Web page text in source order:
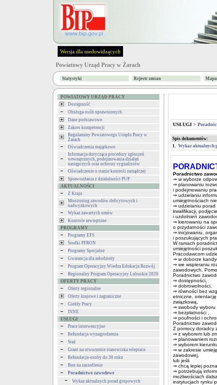
Wersja dla niedowidzących
Powiatowy Urząd Pracy w Żarach
Statystyki Rejestr zmian
POWIATOWY URZĄD PRACY
Dostępność
Obsługa osób uprawnionych
Dane podstawowe
Zakres kompetencji
Regulaminy Powiatowego Urzędu Pracy w
Żarach
Oświadczenia majątkowe
Informacja dotycząca procedury zgłoszeń
wewnętrznych, podejmowania działań
następczych oraz ochrony sygnalistów
Oświadczenie o stanie kontroli zarządczej
Sprawozdania z działalności PUP
AKTUALNOŚCI
Z Kraju
Monitoring zawodów deficytowych i
nadwyżkowych
Wykaz zawartych umów
Kontrole zewnętrzne
PROGRAMY
Programy EFS
Środki PFRON
Programy Specjalne
Gwarancja dla młodzieży
Program Operacyjny Wiedza Edukacja Rozwój
Regionalny Program Operacyjny Lubuskie 2020
OFERTY PRACY
Oferty regionalne
Oferty krajowe i zagraniczne
Giełdy Pracy
INNE
USŁUGI
Prace interwencyjne
Refundacja wynagrodzenia
Staż
Grant na utworzenie stanowiska telepraca
Refundacja-osoby do 30 roku
Bon na zasiedlenie
Poradnictwo zawodowe
Wykaz aktualnych porad grupowych
USŁUGI >
Spis dokumentów:
1. Wykaz aktualnych
Poradnictwo
⇒ w wyborze
⇒ planowaniu
i podejmowaniu
⇒ udzielaniu
umiejętnościach
⇒ udzielaniu porad
kwalifikacji,
i uzdolnień
⇒ kierowaniu na
o przydatności
⇒ inicjowaniu,
i poszukujących
W ramach
umiejętności
Pracodawcom
⇒ w doborze
⇒ we wspieraniu
zawodowych.
Poradnictwo
⇒ dostępności,
⇒ dobrowolności,
⇒ równości bez
etniczne,
związkową,
⇒ swobody wyboru
⇒ bezpłatności ,
⇒ poufności i
Poradnictwo
Z pomocy doradcy
⇒ z wyborem lub
⇒ planowaniem
⇒ wyborem
⇒ w zakresie
zawodowej,
lub jeśli
⇒ chcą lepiej
⇒ potrzebują
możliwościach
instytucjach rynku